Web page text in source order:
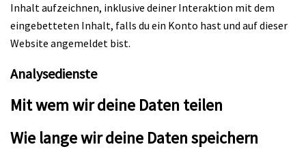
Inhalt aufzeichnen, inklusive deiner Interaktion mit dem
eingebetteten Inhalt, falls du ein Konto hast und auf dieser
Website angemeldet bist.
Analysedienste
Mit wem wir deine Daten teilen
Wie lange wir deine Daten speichern